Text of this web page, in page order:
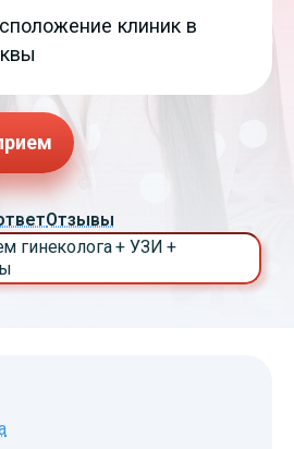
клиник в
Отзывы
гинеколога + УЗИ +